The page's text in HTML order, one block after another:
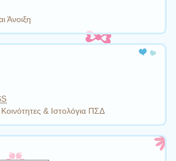
Άνοιξη
Κοινότητες & Ιστολόγια ΠΣΔ